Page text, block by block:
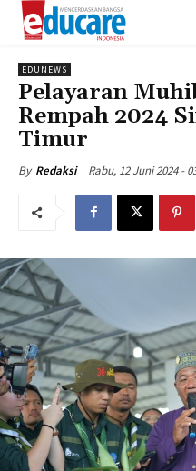
EDUNEWS
Pelayaran
Rempah 2024
Timur
By Redaksi Rabu, 12 Juni 2024 -